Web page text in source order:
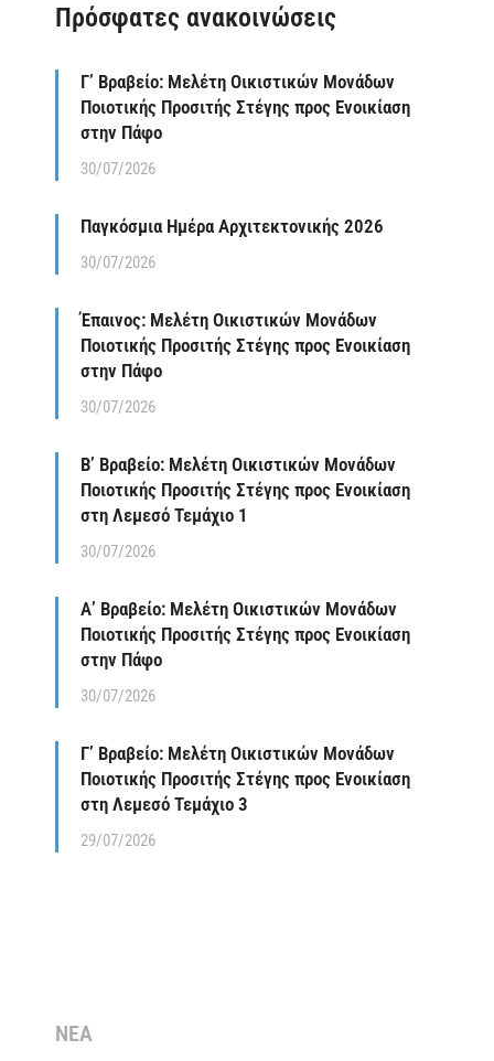
Πρόσφατες ανακοινώσεις
Γ’ Βραβείο: Μελέτη Οικιστικών Μονάδων
Ποιοτικής Προσιτής Στέγης προς Ενοικίαση
στην Πάφο
30/07/2026
Παγκόσμια Ημέρα Αρχιτεκτονικής 2026
30/07/2026
Έπαινος: Μελέτη Οικιστικών Μονάδων
Ποιοτικής Προσιτής Στέγης προς Ενοικίαση
στην Πάφο
30/07/2026
Β’ Βραβείο: Μελέτη Οικιστικών Μονάδων
Ποιοτικής Προσιτής Στέγης προς Ενοικίαση
στη Λεμεσό Τεμάχιο 1
30/07/2026
Α’ Βραβείο: Μελέτη Οικιστικών Μονάδων
Ποιοτικής Προσιτής Στέγης προς Ενοικίαση
στην Πάφο
30/07/2026
Γ’ Βραβείο: Μελέτη Οικιστικών Μονάδων
Ποιοτικής Προσιτής Στέγης προς Ενοικίαση
στη Λεμεσό Τεμάχιο 3
29/07/2026
ΝΕΑ